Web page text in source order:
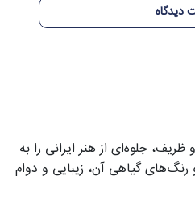
دیدگاه
جلوه‌ای از هنر ایرانی را به
گیاهی آن، زیبایی و دوام
دقت و مهارت استادکاران مشهد
از معماری، طبیعت و فرهنگ غنی